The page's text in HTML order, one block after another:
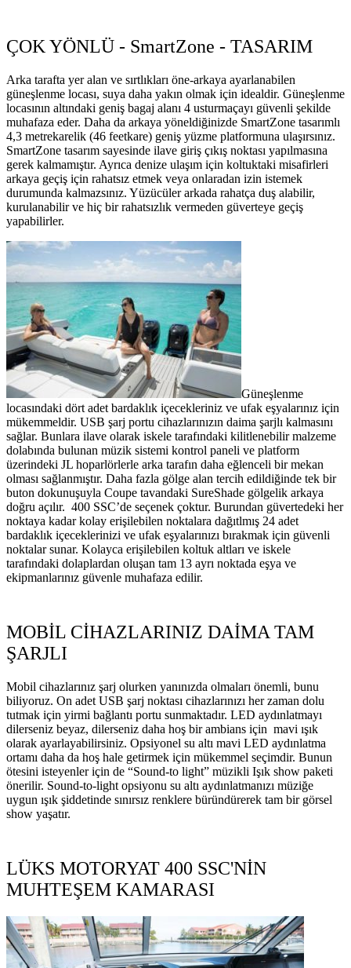
ÇOK YÖNLÜ - SmartZone - TASARIM
Arka tarafta yer alan ve sırtlıkları öne-arkaya ayarlanabilen
güneşlenme locası, suya daha yakın olmak için idealdir. Güneşlenme
locasının altındaki geniş bagaj alanı 4 usturmaçayı güvenli şekilde
muhafaza eder. Daha da arkaya yöneldiğinizde SmartZone tasarımlı
4,3 metrekarelik (46 feetkare) geniş yüzme platformuna ulaşırsınız.
SmartZone tasarım sayesinde ilave giriş çıkış noktası yapılmasına
gerek kalmamıştır. Ayrıca denize ulaşım için koltuktaki misafirleri
arkaya geçiş için rahatsız etmek veya onlaradan izin istemek
durumunda kalmazsınız. Yüzücüler arkada rahatça duş alabilir,
kurulanabilir ve hiç bir rahatsızlık vermeden güverteye geçiş
yapabilirler.
Güneşlenme
locasındaki dört adet bardaklık içecekleriniz ve ufak eşyalarınız için
mükemmeldir. USB şarj portu cihazlarınızın daima şarjlı kalmasını
sağlar. Bunlara ilave olarak iskele tarafındaki kilitlenebilir malzeme
dolabında bulunan müzik sistemi kontrol paneli ve platform
üzerindeki JL hoparlörlerle arka tarafın daha eğlenceli bir mekan
olması sağlanmıştır. Daha fazla gölge alan tercih edildiğinde tek bir
buton dokunuşuyla Coupe tavandaki SureShade gölgelik arkaya
doğru açılır. 400 SSC’de seçenek çoktur. Burundan güvertedeki her
noktaya kadar kolay erişilebilen noktalara dağıtlmış 24 adet
bardaklık içeceklerinizi ve ufak eşyalarınızı bırakmak için güvenli
noktalar sunar. Kolayca erişilebilen koltuk altları ve iskele
tarafındaki dolaplardan oluşan tam 13 ayrı noktada eşya ve
ekipmanlarınız güvenle muhafaza edilir.
MOBİL CİHAZLARINIZ DAİMA TAM
ŞARJLI
Mobil cihazlarınız şarj olurken yanınızda olmaları önemli, bunu
biliyoruz. On adet USB şarj noktası cihazlarınızı her zaman dolu
tutmak için yirmi bağlantı portu sunmaktadır. LED aydınlatmayı
dilerseniz beyaz, dilerseniz daha hoş bir ambians için mavi ışık
olarak ayarlayabilirsiniz. Opsiyonel su altı mavi LED aydınlatma
ortamı daha da hoş hale getirmek için mükemmel seçimdir. Bunun
ötesini isteyenler için de “Sound-to light” müzikli Işık show paketi
önerilir. Sound-to-light opsiyonu su altı aydınlatmanızı müziğe
uygun ışık şiddetinde sınırsız renklere büründürerek tam bir görsel
show yaşatır.
LÜKS MOTORYAT 400 SSC'NİN
MUHTEŞEM KAMARASI